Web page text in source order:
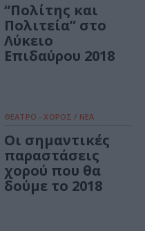
“Πολίτης και
Πολιτεία” στο
Λύκειο
Επιδαύρου 2018
ΘΕΑΤΡΟ - ΧΟΡΟΣ / ΝΕΑ
Οι σημαντικές
παραστάσεις
χορού που θα
δούμε το 2018